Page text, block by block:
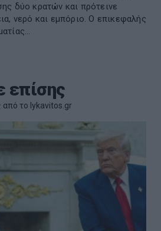
δύο κρατών και πρότεινε
νερό και εμπόριο. Ο επικεφαλής
επίσης
από το lykavitos.gr